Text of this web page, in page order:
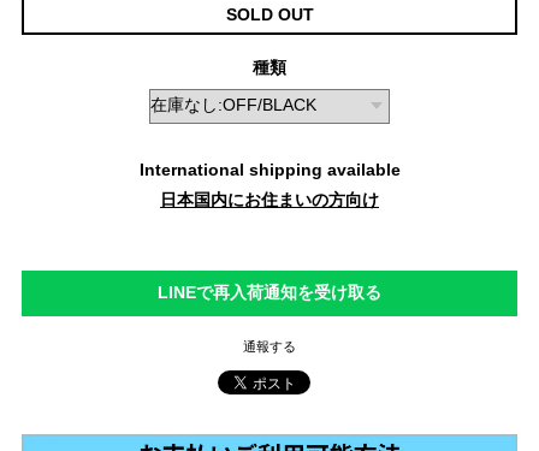
SOLD OUT
種類
International shipping available
日本国内にお住まいの方向け
LINEで再入荷通知を受け取る
通報する